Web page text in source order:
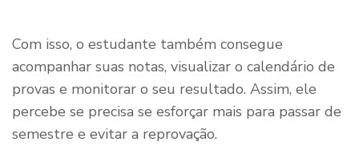
Com isso, o estudante também consegue
acompanhar suas notas, visualizar o calendário de
provas e monitorar o seu resultado. Assim, ele
percebe se precisa se esforçar mais para passar de
semestre e evitar a reprovação.